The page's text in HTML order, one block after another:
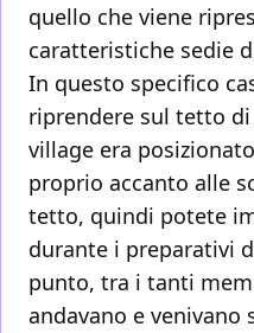
quello che viene
caratteristiche sedie
In questo specifico
riprendere sul tetto
village era
proprio accanto alle
tetto, quindi potete
durante i preparativi
punto, tra i tanti
andavano e venivano